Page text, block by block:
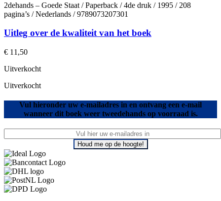
2dehands – Goede Staat / Paperback / 4de druk / 1995 / 208
pagina’s / Nederlands / 9789073207301
Uitleg over de kwaliteit van het boek
€ 11,50
Uitverkocht
Uitverkocht
Vul hieronder uw e-mailadres in en ontvang een e-mail
wanneer dit boek weer tweedehands op voorraad is.
Houd me op de hoogte!